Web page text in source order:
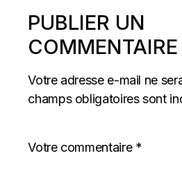
PUBLIER UN
COMMENTAIRE
Votre adresse e-mail ne
champs obligatoires sont